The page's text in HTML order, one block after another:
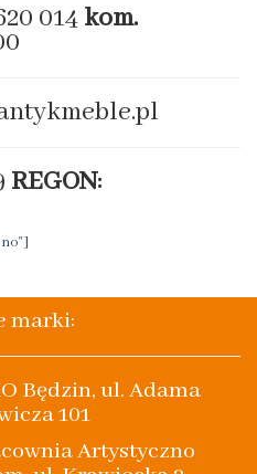
014 kom.
REGON:
marki:
Będzin, ul. Adama
101
Artystyczno